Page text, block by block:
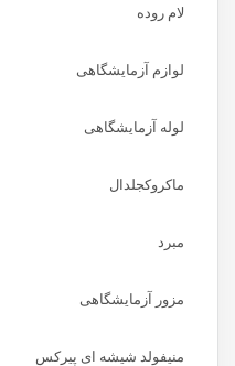
لام روده
لوازم آزمایشگاهی
لوله آزمایشگاهی
ماکروکجلدال
مبرد
مزور آزمایشگاهی
منیفولد شیشه ای پیرکس